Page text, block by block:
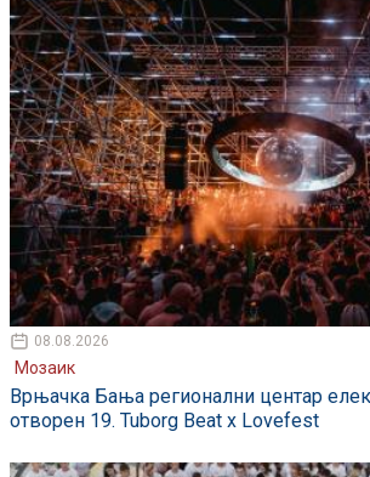
08.08.2026
Мозаик
Врњачка Бања регионални центар
отворен 19. Tuborg Beat x Lovefest